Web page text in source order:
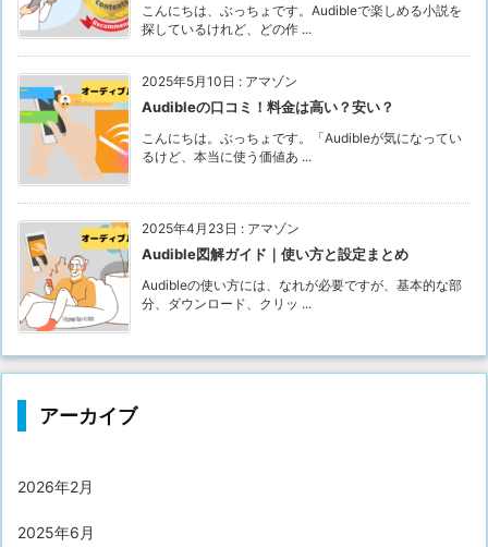
こんにちは、ぶっちょです。Audibleで楽しめる小説を
探しているけれど、どの作 ...
2025年5月10日 : アマゾン
Audibleの口コミ！料金は高い？安い？
こんにちは。ぶっちょです。「Audibleが気になってい
るけど、本当に使う価値あ ...
2025年4月23日 : アマゾン
Audible図解ガイド｜使い方と設定まとめ
Audibleの使い方には、なれが必要ですが、基本的な部
分、ダウンロード、クリッ ...
アーカイブ
2026年2月
2025年6月